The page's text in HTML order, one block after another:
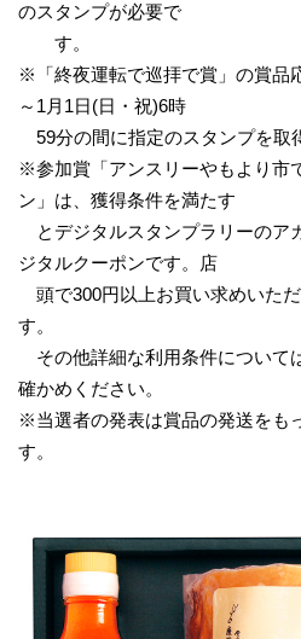
のスタンプが必要で
す。
※「終夜運転で巡拝で賞」の賞品
～1月1日(日・祝)6時
59分の間に指定のスタンプを取
※参加賞「アンスリーやもより市
ン」は、獲得条件を満たす
とデジタルスタンプラリーのア
ジタルクーポンです。店
頭で300円以上お買い求めいた
す。
その他詳細な利用条件について
確かめください。
※当選者の発表は賞品の発送をも
す。